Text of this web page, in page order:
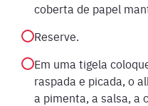
coberta de papel
Reserve.
Em uma tigela
raspada e picada, o
a pimenta, a salsa, a